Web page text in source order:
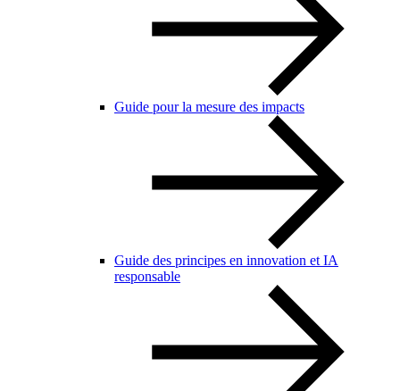
Guide pour la mesure des impacts
Guide des principes en innovation et IA
responsable